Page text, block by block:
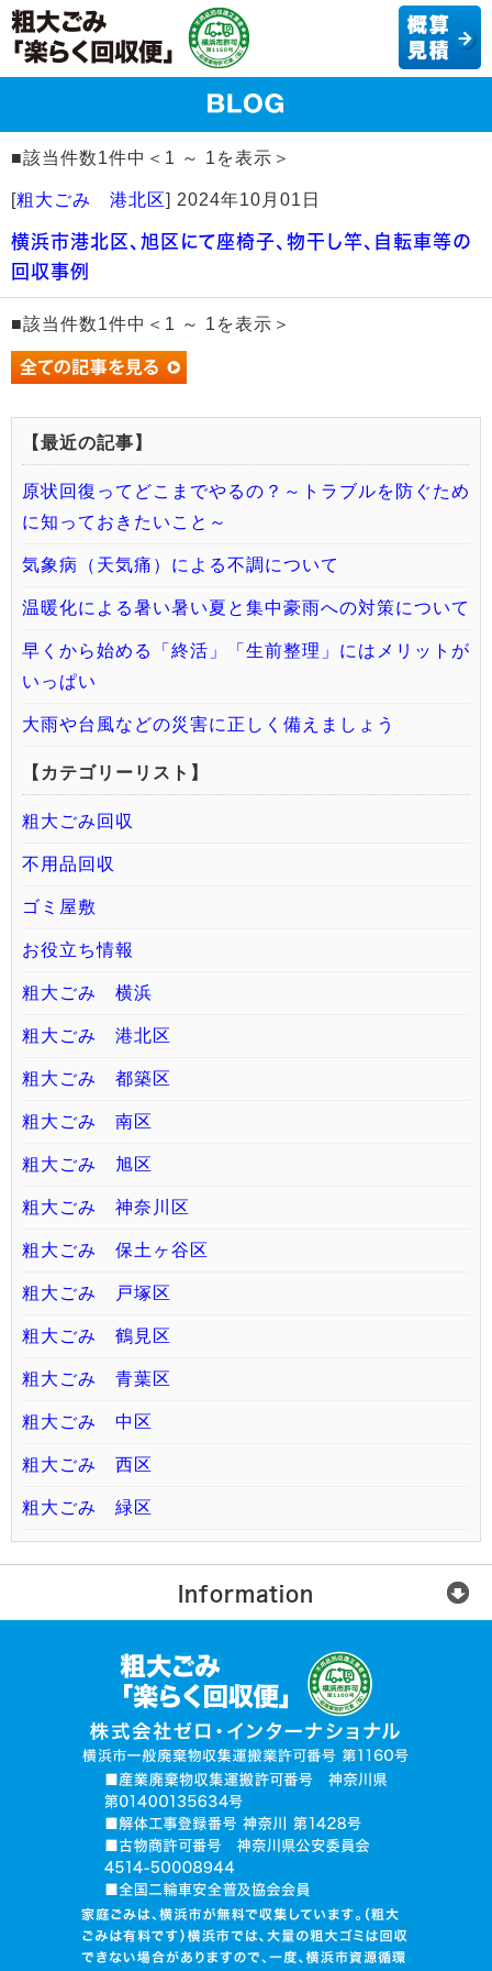
■該当件数1件中＜1 ～ 1を表示＞
[粗大ごみ 港北区] 2024年10月01日
横浜市港北区、旭区にて座椅子、物干し竿、自転車等の
回収事例
■該当件数1件中＜1 ～ 1を表示＞
【最近の記事】
原状回復ってどこまでやるの？～トラブルを防ぐため
に知っておきたいこと～
気象病（天気痛）による不調について
温暖化による暑い暑い夏と集中豪雨への対策について
早くから始める「終活」「生前整理」にはメリットが
いっぱい
大雨や台風などの災害に正しく備えましょう
【カテゴリーリスト】
粗大ごみ回収
不用品回収
ゴミ屋敷
お役立ち情報
粗大ごみ 横浜
粗大ごみ 港北区
粗大ごみ 都築区
粗大ごみ 南区
粗大ごみ 旭区
粗大ごみ 神奈川区
粗大ごみ 保土ヶ谷区
粗大ごみ 戸塚区
粗大ごみ 鶴見区
粗大ごみ 青葉区
粗大ごみ 中区
粗大ごみ 西区
粗大ごみ 緑区
Information
ご利用の流れ
運営会社
無許可業者に注意
お電話でお見積り依頼
品目入力で見積り依頼